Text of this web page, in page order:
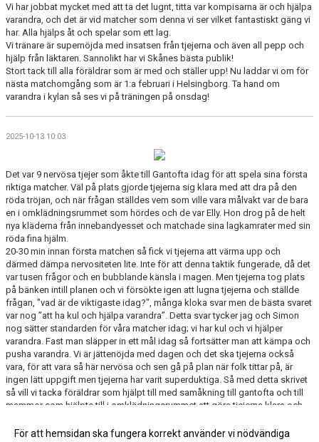
Vi har jobbat mycket med att ta det lugnt, titta var kompisarna är och hjälpa
varandra, och det är vid matcher som denna vi ser vilket fantastiskt gäng vi
har. Alla hjälps åt och spelar som ett lag.
Vi tränare är supernöjda med insatsen från tjejerna och även all pepp och
hjälp från läktaren. Sannolikt har vi Skånes bästa publik!
Stort tack till alla föräldrar som är med och ställer upp! Nu laddar vi om för
nästa matchomgång som är 1:a februari i Helsingborg. Ta hand om
varandra i kylan så ses vi på träningen på onsdag!
2025-10-13 10:03
Det var 9 nervösa tjejer som åkte till Gantofta idag för att spela sina första
riktiga matcher. Väl på plats gjorde tjejerna sig klara med att dra på den
röda tröjan, och när frågan ställdes vem som ville vara målvakt var de bara
en i omklädningsrummet som hördes och de var Elly. Hon drog på de helt
nya kläderna från innebandyesset och matchade sina lagkamrater med sin
röda fina hjälm.
20-30 min innan första matchen så fick vi tjejerna att värma upp och
därmed dämpa nervositeten lite. Inte för att denna taktik fungerade, då det
var tusen frågor och en bubblande känsla i magen. Men tjejerna tog plats
på bänken intill planen och vi försökte igen att lugna tjejerna och ställde
frågan, "vad är de viktigaste idag?", många kloka svar men de bästa svaret
var nog ”att ha kul och hjälpa varandra”. Detta svar tycker jag och Simon
nog sätter standarden för våra matcher idag; vi har kul och vi hjälper
varandra. Fast man släpper in ett mål idag så fortsätter man att kämpa och
pusha varandra. Vi är jättenöjda med dagen och det ska tjejerna också
vara, för att vara så här nervösa och sen gå på plan när folk tittar på, är
ingen lätt uppgift men tjejerna har varit superduktiga. Så med detta skrivet
så vill vi tacka föräldrar som hjälpt till med samåkning till gantofta och till
mammor som hjälpte till i omklädningsrummet att göra tjejerna klara och
Ha en fortsatt trevlig helg så ses vi på onsdag, hälsningar Sebastian och
För att hemsidan ska fungera korrekt använder vi nödvändiga